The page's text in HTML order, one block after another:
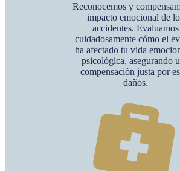
Reconocemos y
impacto emocional de
accidentes. Evaluamos
cuidadosamente cómo el
ha afectado tu vida
psicológica, asegurando
compensación justa por
daños.